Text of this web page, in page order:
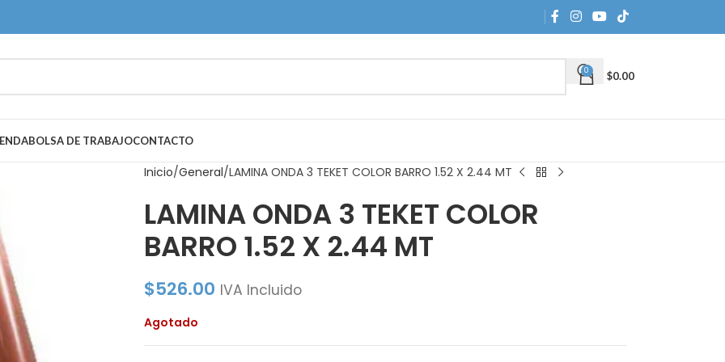
0 $0.00
BOLSA DE TRABAJOCONTACTO
Inicio General LAMINA ONDA 3 TEKET COLOR BARRO 1.52 X 2.44 MT
LAMINA ONDA 3 TEKET COLOR
BARRO 1.52 X 2.44 MT
$526.00 IVA Incluido
Agotado